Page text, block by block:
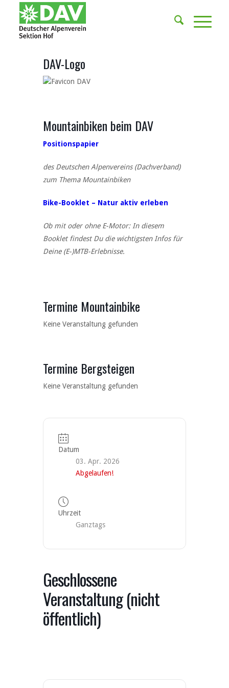
DAV-Logo
Mountainbiken beim DAV
Positionspapier
des Deutschen Alpenvereins (Dachverband)
zum Thema Mountainbiken
Bike-Booklet – Natur aktiv erleben
Ob mit oder ohne E-Motor: In diesem
Booklet findest Du die wichtigsten Infos für
Deine (E-)MTB-Erlebnisse.
Termine Mountainbike
Keine Veranstaltung gefunden
Termine Bergsteigen
Keine Veranstaltung gefunden
Datum
03. Apr. 2026
Abgelaufen!
Uhrzeit
Ganztags
Geschlossene
Veranstaltung (nicht
öffentlich)